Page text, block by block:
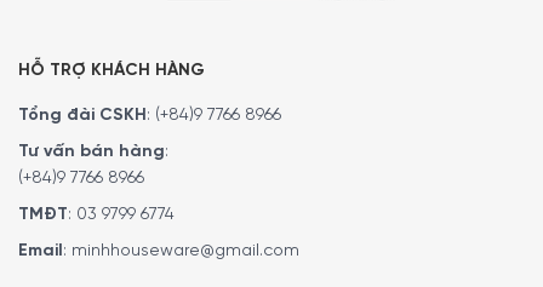
HỖ TRỢ KHÁCH HÀNG
Tổng đài CSKH : (+84)9 7766 8966
Tư vấn bán hàng:
(+84)9 7766 8966
TMĐT: 03 9799 6774
Email : minhhouseware@gmail.com